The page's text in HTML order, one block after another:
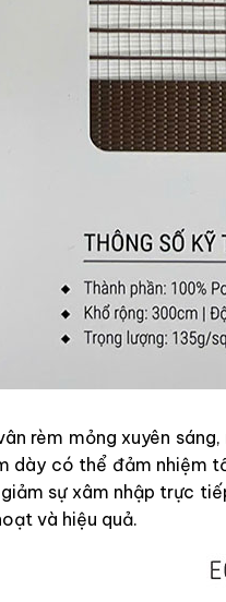
rèm mỏng xuyên
có thể đảm nhiệm
sự xâm nhập trực
và hiệu quả.